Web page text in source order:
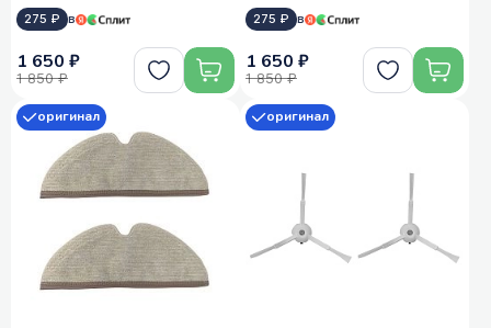
275 ₽ в
1 650 ₽
1 850 ₽
275 ₽ в
1 650 ₽
1 850 ₽
оригинал оригинал